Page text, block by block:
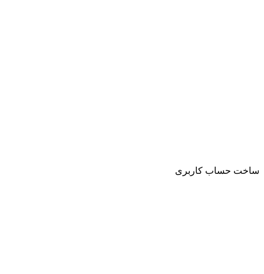
ساخت حساب کاربری